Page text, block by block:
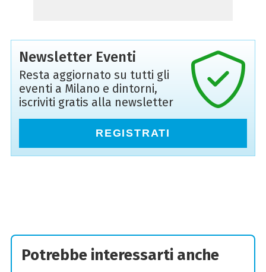
Newsletter Eventi
Resta aggiornato su tutti gli
eventi a Milano e dintorni,
iscriviti gratis alla newsletter
REGISTRATI
Potrebbe interessarti anche